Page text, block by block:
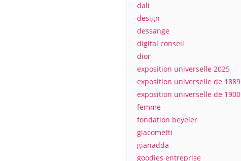
dali
design
dessange
digital conseil
dior
exposition universelle 2025
exposition universelle de 1889
exposition universelle de 1900
femme
fondation beyeler
giacometti
gianadda
goodies entreprise